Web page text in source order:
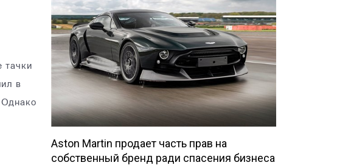
тачки
в
Однако
Aston Martin продает часть прав на
собственный бренд ради спасения бизнеса